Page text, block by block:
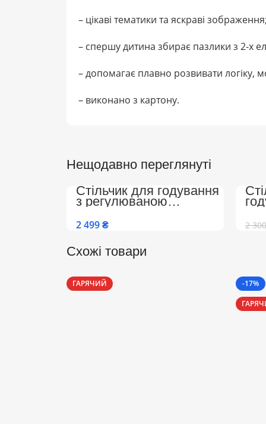
– цікаві тематики та яскраві зображення;
– спершу дитина збирає пазлики з 2-х
– допомагає плавно розвивати логіку,
– виконано з картону.
Нещодавно переглянуті
Стільчик для годування
з регулюваною
спинкою, підніжкою на
колесах Преміум
(Бежево-Білий)
₴ та
2
Схожі товари
ГАРЯЧИЙ
-17%